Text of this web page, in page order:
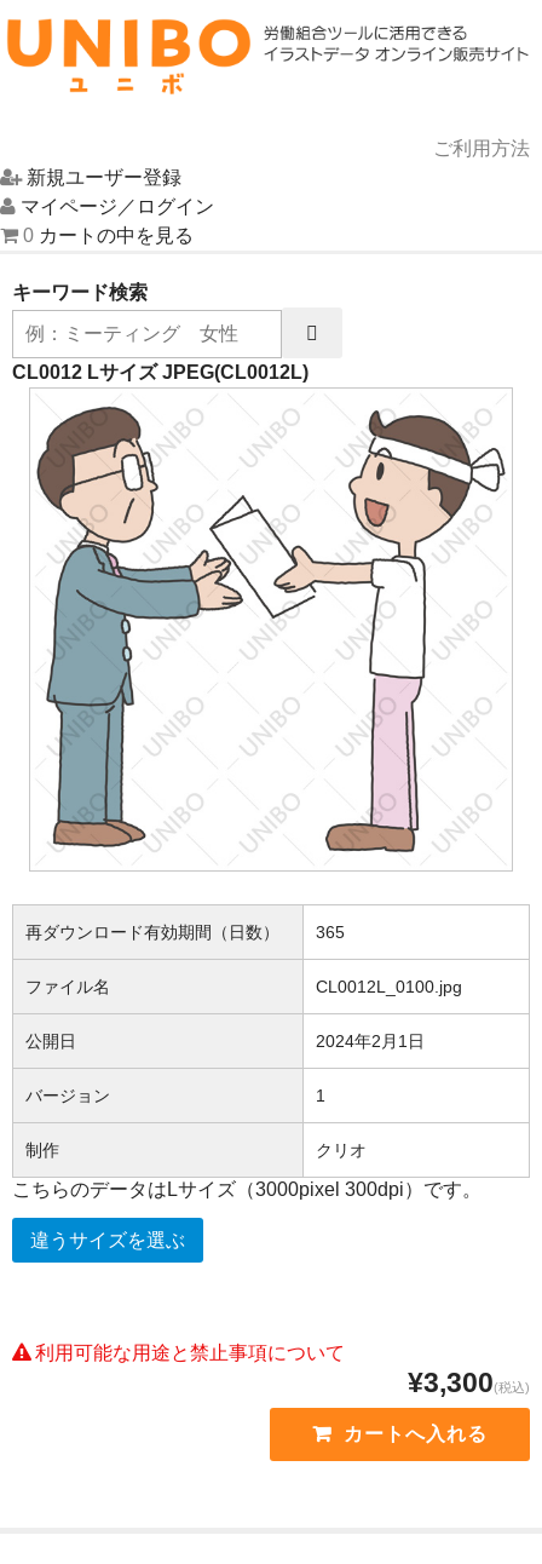
ご利用方法
HOME
UNIBOについて
お問い合わせ
新規ユーザー登録
マイページ／ログイン
0 カートの中を見る
キーワード検索
CL0012 Lサイズ JPEG(CL0012L)
再ダウンロード有効期間（日数） 365
ファイル名 CL0012L_0100.jpg
公開日 2024年2月1日
バージョン 1
制作 クリオ
こちらのデータはLサイズ（3000pixel 300dpi）です。
違うサイズを選ぶ
利用可能な用途と禁止事項について
¥3,300(税込)